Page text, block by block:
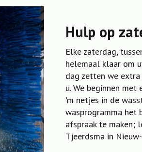
Hulp op
Elke zaterdag,
helemaal klaar om
dag zetten we
u. We beginnen
'm netjes in de
wasprogramma het
afspraak te maken;
Tjeerdsma in